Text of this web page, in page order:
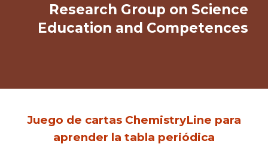
Research Group on Science
Education and Competences
Juego de cartas ChemistryLine para
aprender la tabla periódica